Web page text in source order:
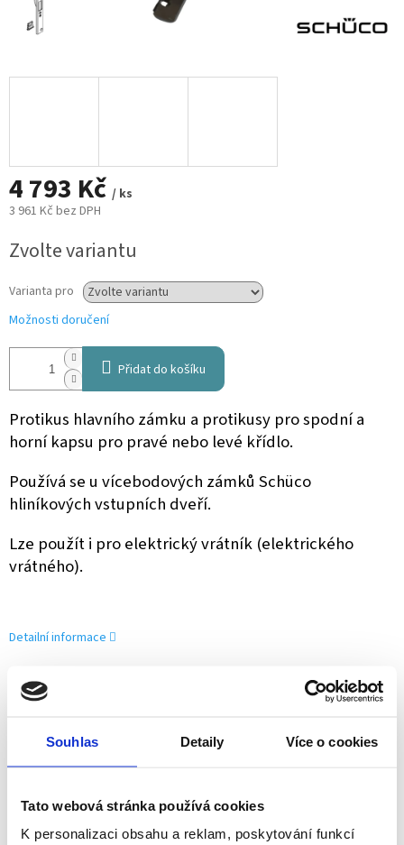
Souhlas Detaily Více o cookies
Tato webová stránka používá cookies
K personalizaci obsahu a reklam, poskytování funkcí
4 793 Kč / ks
3 961 Kč bez DPH
cena:
Zvolte variantu
Varianta pro
Možnosti doručení
Přidat do košíku
Protikus hlavního zámku a protikusy pro spodní a
horní kapsu pro pravé nebo levé křídlo.
Používá se u vícebodových zámků Schüco
hliníkových vstupních dveří.
Lze použít i pro elektrický vrátník (elektrického
vrátného).
Detailní informace
Schüco partner
Jsme oficiální prodejce a servis